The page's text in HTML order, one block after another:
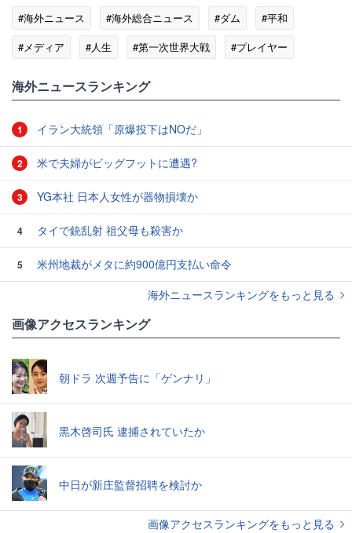
#海外ニュース #海外総合ニュース #ダム
#平和
#メディア
#人生 #第一次世界大戦
#プレイヤー
海外ニュースランキング
1 イラン大統領「原爆投下はNOだ」
2 米で夫婦がビッグフットに遭遇?
3 YG本社 日本人女性が器物損壊か
4 タイで銃乱射 祖父母も殺害か
5
米州地裁がメタに約900億円支払い命令
海外ニュースランキングをもっと見る
画像アクセスランキング
朝ドラ 次週予告に「ゲンナリ」
黒木啓司氏 逮捕されていたか
中日が新庄監督招聘を検討か
画像アクセスランキングをもっと見る